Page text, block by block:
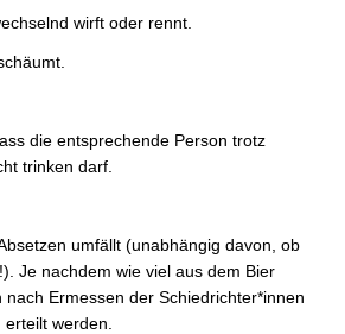
wirft oder rennt.
die entsprechende Person trotz
trinken darf.
umfällt (unabhängig davon, ob
Je nachdem wie viel aus dem Bier
Ermessen der Schiedrichter*innen
werden.